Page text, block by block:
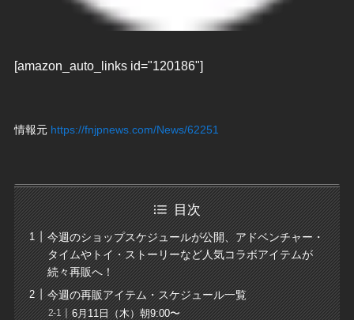
[amazon_auto_links id="120186"]
情報元 https://fnjpnews.com/News/62251
目次
今週のショップスケジュールが公開、アドベンチャー・
タイムやトイ・ストーリーなど人気コラボアイテムが
続々再販へ！
今週の再販アイテム・スケジュール一覧
6月11日（木）朝9:00〜